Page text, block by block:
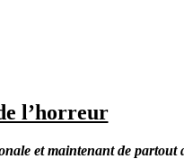
l’horreur
et maintenant de partout